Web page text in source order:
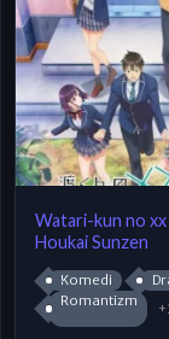
Watari-kun no xx
Houkai Sunzen
Komedi
Romantizm